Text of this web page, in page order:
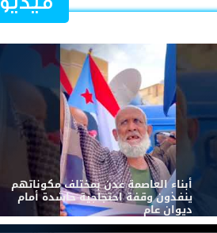
أبناء العاصمة عدن بمختلف مكوناتهم
ينفذون وقفة احتجاجية حاشدة أمام
ديوان عام